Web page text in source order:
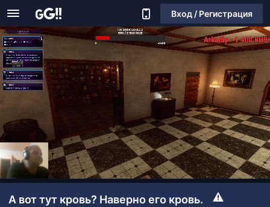
Вход / Регистрация
А вот тут кровь? Наверно его кровь.